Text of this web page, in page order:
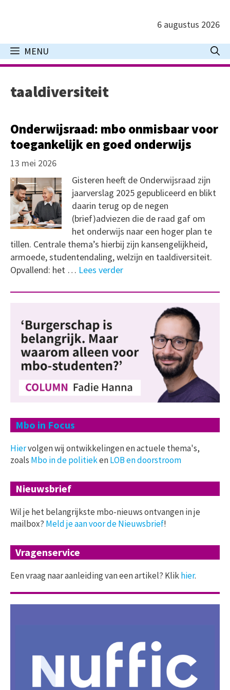
inhoud
6 augustus 2026
MENU
taaldiversiteit
Onderwijsraad: mbo onmisbaar voor
toegankelijk en goed onderwijs
13 mei 2026
Gisteren heeft de Onderwijsraad zijn
jaarverslag 2025 gepubliceerd en blikt
daarin terug op de negen
(brief)adviezen die de raad gaf om
het onderwijs naar een hoger plan te
tillen. Centrale thema’s hierbij zijn kansengelijkheid,
armoede, studentendaling, welzijn en taaldiversiteit.
Opvallend: het … Lees verder
Mbo in Focus
Hiervolgen wij ontwikkelingen en actuele thema's,
zoals Mbo in de politiekenLOB en doorstroom
Nieuwsbrief
Wil je het belangrijkste mbo-nieuws ontvangen in je
mailbox? Meld je aan voor de Nieuwsbrief!
Vragenservice
Een vraag naar aanleiding van een artikel? Klikhier.